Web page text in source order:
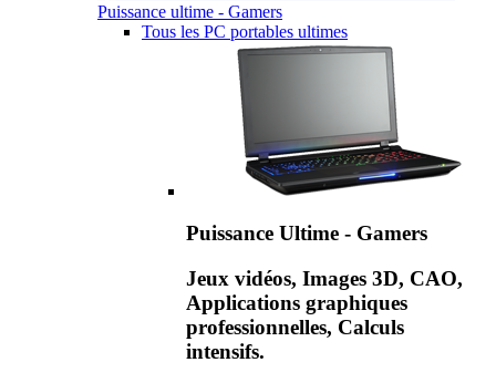
Puissance ultime - Gamers
Tous les PC portables ultimes
Puissance Ultime - Gamers
Jeux vidéos, Images 3D, CAO,
Applications graphiques
professionnelles, Calculs
intensifs.